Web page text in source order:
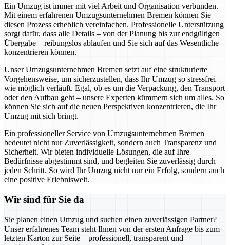
Ein Umzug ist immer mit viel Arbeit und Organisation verbunden.
Mit einem erfahrenen Umzugsunternehmen Bremen können Sie
diesen Prozess erheblich vereinfachen. Professionelle Unterstützung
sorgt dafür, dass alle Details – von der Planung bis zur endgültigen
Übergabe – reibungslos ablaufen und Sie sich auf das Wesentliche
konzentrieren können.
Unser Umzugsunternehmen Bremen setzt auf eine strukturierte
Vorgehensweise, um sicherzustellen, dass Ihr Umzug so stressfrei
wie möglich verläuft. Egal, ob es um die Verpackung, den Transport
oder den Aufbau geht – unsere Experten kümmern sich um alles. So
können Sie sich auf die neuen Perspektiven konzentrieren, die Ihr
Umzug mit sich bringt.
Ein professioneller Service von Umzugsunternehmen Bremen
bedeutet nicht nur Zuverlässigkeit, sondern auch Transparenz und
Sicherheit. Wir bieten individuelle Lösungen, die auf Ihre
Bedürfnisse abgestimmt sind, und begleiten Sie zuverlässig durch
jeden Schritt. So wird Ihr Umzug nicht nur ein Erfolg, sondern auch
eine positive Erlebniswelt.
Wir sind für Sie da
Sie planen einen Umzug und suchen einen zuverlässigen Partner?
Unser erfahrenes Team steht Ihnen von der ersten Anfrage bis zum
letzten Karton zur Seite – professionell, transparent und